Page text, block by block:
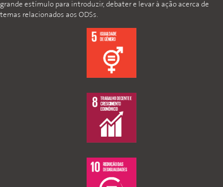
grande estímulo para introduzir, debater e levar à ação acerca de
temas relacionados aos ODSs.